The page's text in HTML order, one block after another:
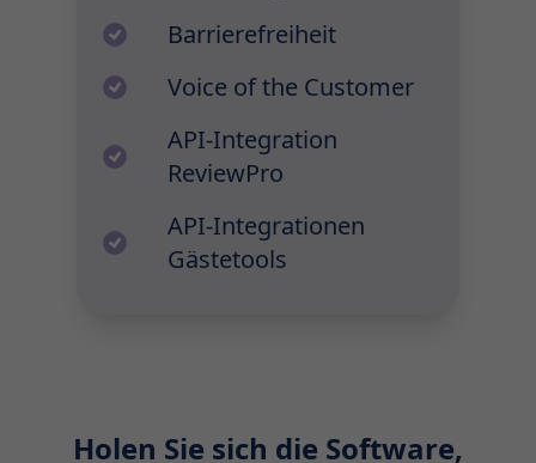
Barrierefreiheit
Voice of the Customer
API-Integration
ReviewPro
API-Integrationen
Gästetools
Holen Sie sich die Software,